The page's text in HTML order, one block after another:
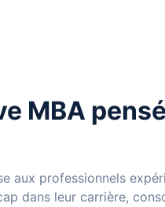
MBA
aux professionnels
dans leur carrière,